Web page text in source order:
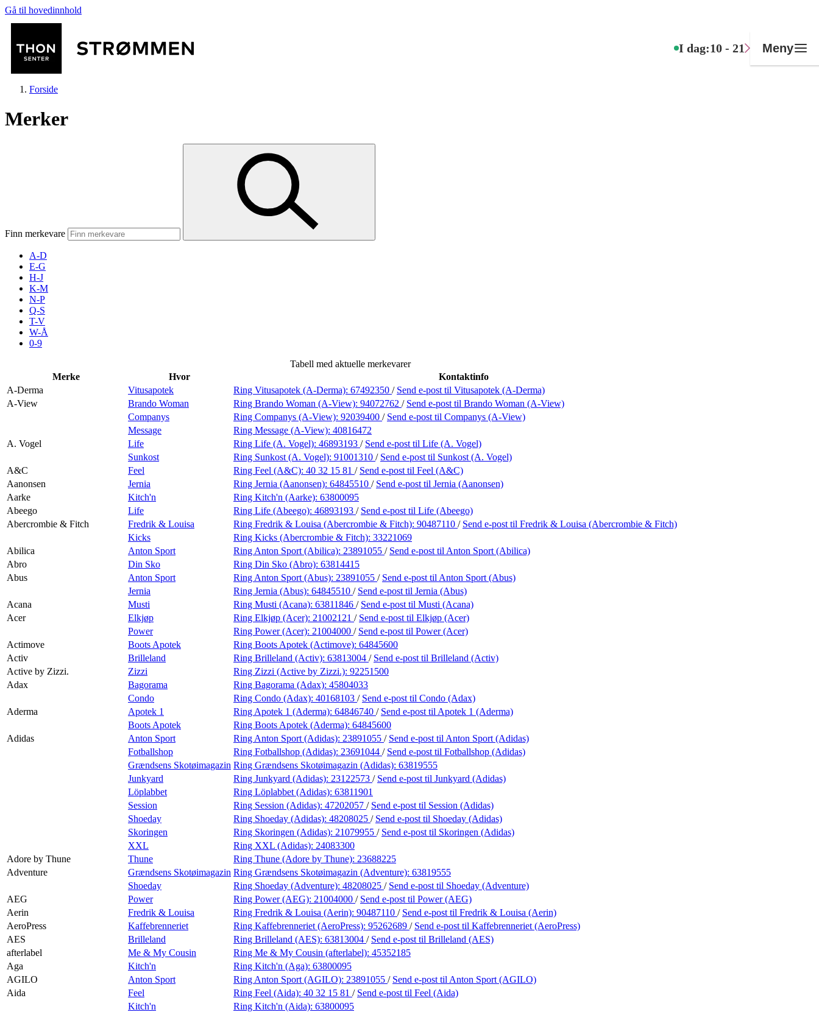
Gå til hovedinnhold
I dag:10 - 21 Meny
Mat og drikke
Inspirasjon
Praktisk informasjon
Forside
Merker
Finn merkevare
A-D
E-G
H-J
K-M
N-P
Q-S
T-V
W-Å
0-9
Tabell med aktuelle merkevarer
Merke
Hvor
Kontaktinfo
A-Derma
Vitusapotek Ring Vitusapotek (A-Derma): 67492350 / Send e-post til Vitusapotek (A-Derma)
A-View
Brando Woman Ring Brando Woman (A-View): 94072762 / Send e-post til Brando Woman (A-View)
Companys
Ring Companys (A-View): 92039400 / Send e-post til Companys (A-View)
Message
Ring Message (A-View): 40816472
A. Vogel
Life Ring Life (A. Vogel): 46893193 / Send e-post til Life (A. Vogel)
Sunkost
Ring Sunkost (A. Vogel): 91001310 / Send e-post til Sunkost (A. Vogel)
A&C
Feel Ring Feel (A&C): 40 32 15 81 / Send e-post til Feel (A&C)
Aanonsen
Jernia Ring Jernia (Aanonsen): 64845510 / Send e-post til Jernia (Aanonsen)
Aarke
Kitch'n Ring Kitch'n (Aarke): 63800095
Abeego
Life Ring Life (Abeego): 46893193 / Send e-post til Life (Abeego)
Abercrombie & Fitch
Fredrik & Louisa Ring Fredrik & Louisa (Abercrombie & Fitch): 90487110 / Send e-post til Fredrik & Louisa (Abercrombie & Fitch)
Kicks
Ring Kicks (Abercrombie & Fitch): 33221069
Abilica
Anton Sport Ring Anton Sport (Abilica): 23891055 / Send e-post til Anton Sport (Abilica)
Abro
Din Sko Ring Din Sko (Abro): 63814415
Abus
Anton Sport Ring Anton Sport (Abus): 23891055 / Send e-post til Anton Sport (Abus)
Jernia
Ring Jernia (Abus): 64845510 / Send e-post til Jernia (Abus)
Acana
Musti Ring Musti (Acana): 63811846 / Send e-post til Musti (Acana)
Acer
Elkjøp Ring Elkjøp (Acer): 21002121 / Send e-post til Elkjøp (Acer)
Power
Ring Power (Acer): 21004000 / Send e-post til Power (Acer)
Actimove
Boots Apotek Ring Boots Apotek (Actimove): 64845600
Activ
Brilleland Ring Brilleland (Activ): 63813004 / Send e-post til Brilleland (Activ)
Active by Zizzi.
Zizzi Ring Zizzi (Active by Zizzi.): 92251500
Adax
Bagorama Ring Bagorama (Adax): 45804033
Condo
Ring Condo (Adax): 40168103 / Send e-post til Condo (Adax)
Aderma
Apotek 1 Ring Apotek 1 (Aderma): 64846740 / Send e-post til Apotek 1 (Aderma)
Boots Apotek
Ring Boots Apotek (Aderma): 64845600
Adidas
Anton Sport Ring Anton Sport (Adidas): 23891055 / Send e-post til Anton Sport (Adidas)
Fotballshop
Ring Fotballshop (Adidas): 23691044 / Send e-post til Fotballshop (Adidas)
Grændsens Skotøimagazin Ring Grændsens Skotøimagazin (Adidas): 63819555
Junkyard
Ring Junkyard (Adidas): 23122573 / Send e-post til Junkyard (Adidas)
Löplabbet
Ring Löplabbet (Adidas): 63811901
Session
Ring Session (Adidas): 47202057 / Send e-post til Session (Adidas)
Shoeday
Ring Shoeday (Adidas): 48208025 / Send e-post til Shoeday (Adidas)
Skoringen
Ring Skoringen (Adidas): 21079955 / Send e-post til Skoringen (Adidas)
XXL
Ring XXL (Adidas): 24083300
Adore by Thune
Thune Ring Thune (Adore by Thune): 23688225
Adventure
Grændsens Skotøimagazin Ring Grændsens Skotøimagazin (Adventure): 63819555
Shoeday
Ring Shoeday (Adventure): 48208025 / Send e-post til Shoeday (Adventure)
AEG
Power Ring Power (AEG): 21004000 / Send e-post til Power (AEG)
Aerin
Fredrik & Louisa Ring Fredrik & Louisa (Aerin): 90487110 / Send e-post til Fredrik & Louisa (Aerin)
AeroPress
Kaffebrenneriet Ring Kaffebrenneriet (AeroPress): 95262689 / Send e-post til Kaffebrenneriet (AeroPress)
AES
Brilleland Ring Brilleland (AES): 63813004 / Send e-post til Brilleland (AES)
afterlabel
Me & My Cousin Ring Me & My Cousin (afterlabel): 45352185
Aga
Kitch'n Ring Kitch'n (Aga): 63800095
AGILO
Anton Sport Ring Anton Sport (AGILO): 23891055 / Send e-post til Anton Sport (AGILO)
Aida
Feel Ring Feel (Aida): 40 32 15 81 / Send e-post til Feel (Aida)
Kitch'n
Ring Kitch'n (Aida): 63800095